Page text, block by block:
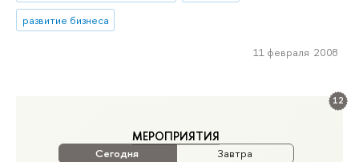
12
МЕРОПРИЯТИЯ
Сегодня Завтра
развитие бизнеса
11 февраля 2008